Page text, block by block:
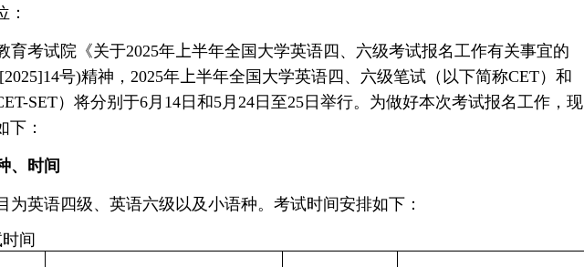
：
育考试院《关于2025年上半年全国大学英语四、六级考试报名工作有关事宜的
[2025]14号)精神， 2025年上半年全国大学英语四、六级笔试（以下简称CET）和
SET）将分别于6月 14 日和5月 24 日 至25 日举行。为做好本次考试报名工作，现
下：
、时间
为英语四级、英语六级以及小语种。考试时间安排如下：
间